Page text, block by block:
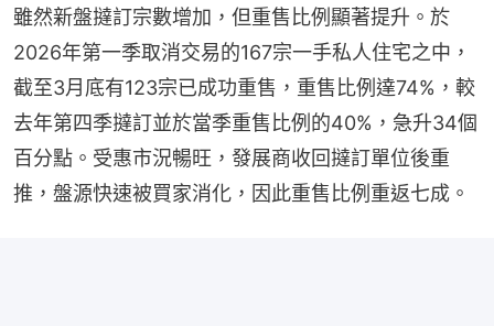
雖然新盤撻訂宗數增加，但重售比例顯著提升。於
2026年第一季取消交易的167宗一手私人住宅之中，
截至3月底有123宗已成功重售，重售比例達74%，較
去年第四季撻訂並於當季重售比例的40%，急升34個
百分點。受惠市況暢旺，發展商收回撻訂單位後重
推，盤源快速被買家消化，因此重售比例重返七成。